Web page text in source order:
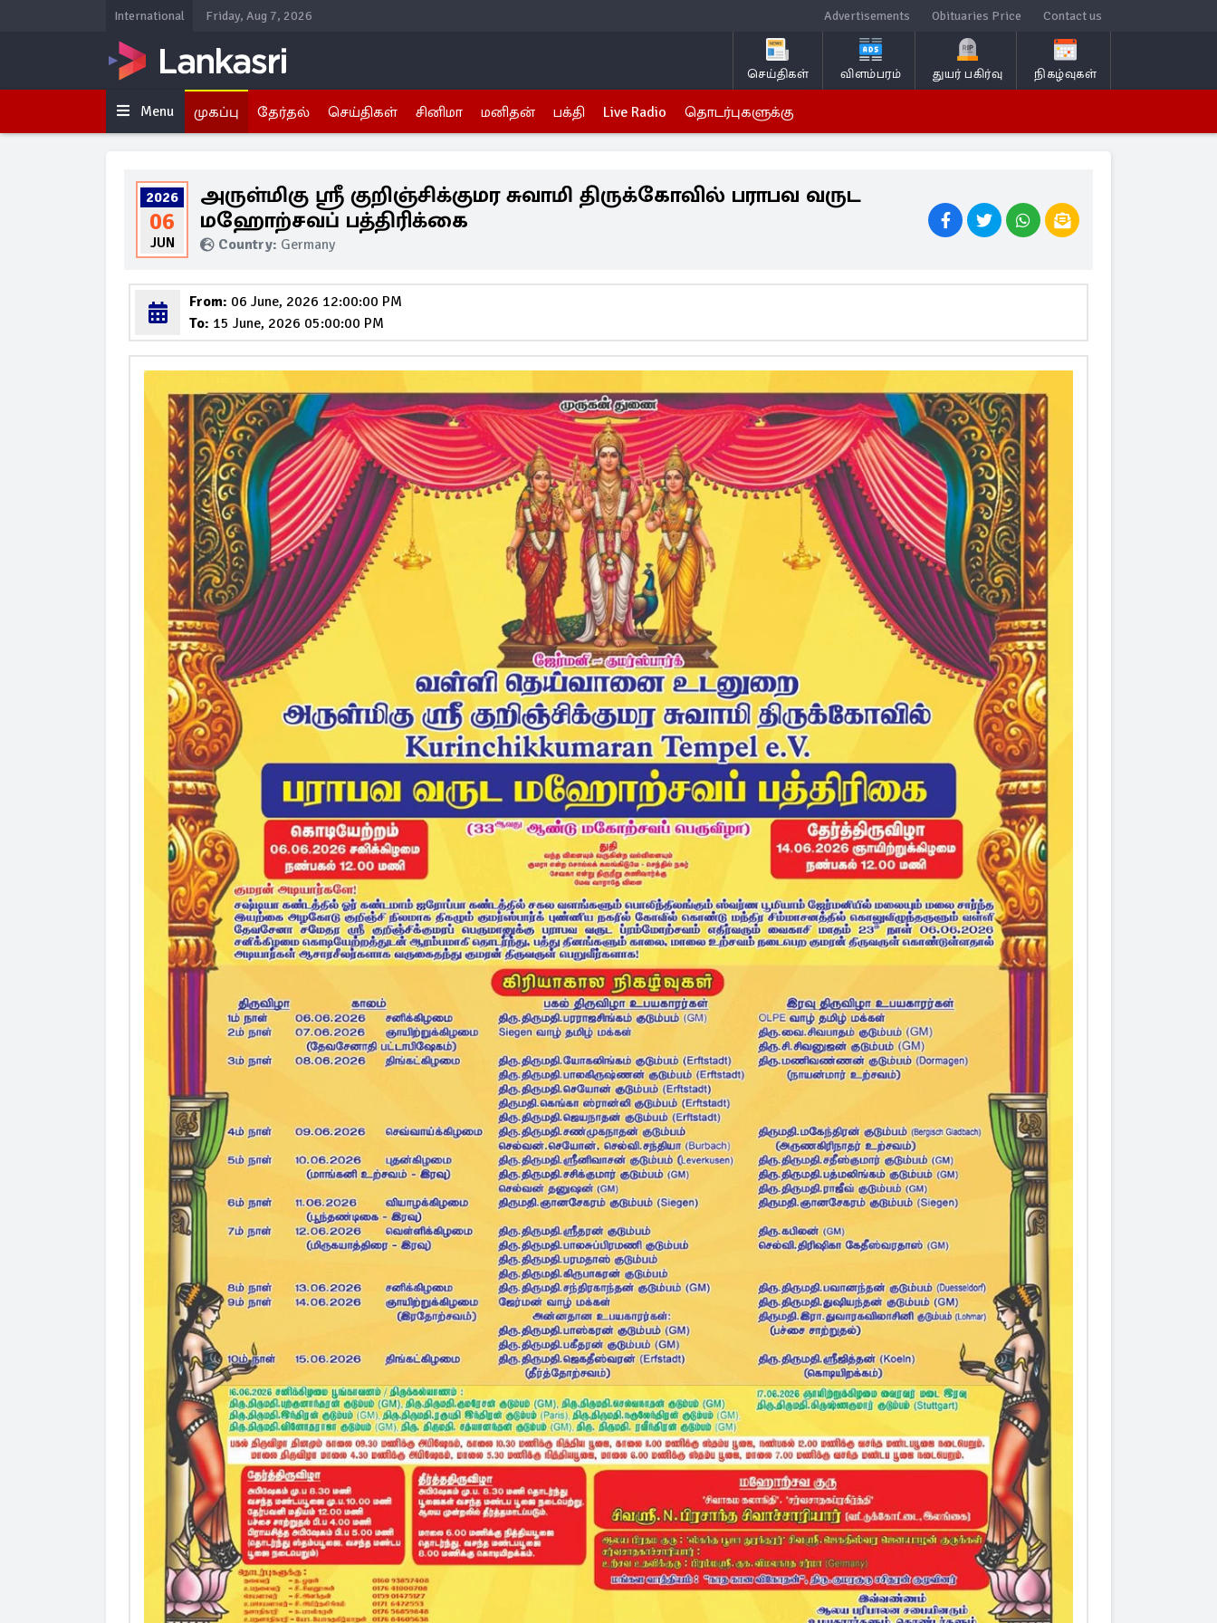
International Friday, Aug 7, 2026 Advertisements Obituaries Price Contact us
செய்திகள் விளம்பரம் துயர் பகிர்வு நிகழ்வுகள்
Menu முகப்பு தேர்தல் செய்திகள் சினிமா மனிதன் பக்தி Live Radio தொடர்புகளுக்கு
2026
06
JUN
அருள்மிகு ஸ்ரீ குறிஞ்சிக்குமர சுவாமி திருக்கோவில் பராபவ வருட
மஹோற்சவப் பத்திரிக்கை
Country: Germany
From: 06 June, 2026 12:00:00 PM
To: 15 June, 2026 05:00:00 PM